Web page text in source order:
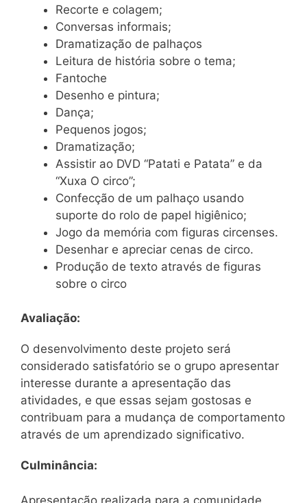
Recorte e colagem;
Conversas informais;
Dramatização de palhaços
Leitura de história sobre o tema;
Fantoche
Desenho e pintura;
Dança;
Pequenos jogos;
Dramatização;
Assistir ao DVD “Patati e Patata” e da
“Xuxa O circo”;
Confecção de um palhaço usando
suporte do rolo de papel higiênico;
Jogo da memória com figuras circenses.
Desenhar e apreciar cenas de circo.
Produção de texto através de figuras
sobre o circo
Avaliação:
O desenvolvimento deste projeto será
considerado satisfatório se o grupo apresentar
interesse durante a apresentação das
atividades, e que essas sejam gostosas e
contribuam para a mudança de comportamento
através de um aprendizado significativo.
Culminância:
Apresentação realizada para a comunidade